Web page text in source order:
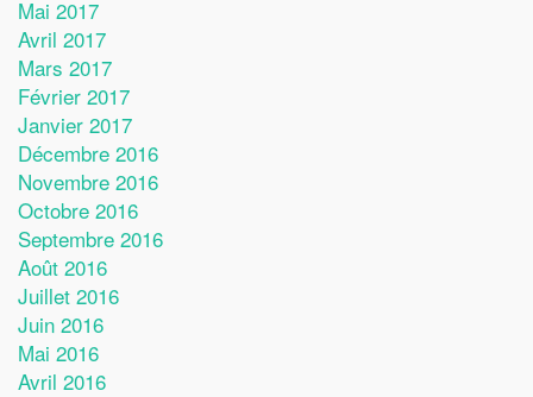
Mai 2017
Avril 2017
Mars 2017
Février 2017
Janvier 2017
Décembre 2016
Novembre 2016
Octobre 2016
Septembre 2016
Août 2016
Juillet 2016
Juin 2016
Mai 2016
Avril 2016